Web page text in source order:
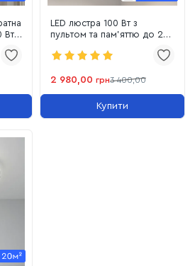
з
LED люстра 100 Вт з
пультом та пам'яттю до 20
прямокутник (220575)
2 980,00 грн3 400,00
Купити